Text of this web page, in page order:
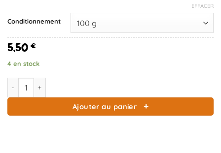
Conditionnement
EFFACER
5,50 €
4 en stock
quantité de Ras el hanout
Ajouter au panier